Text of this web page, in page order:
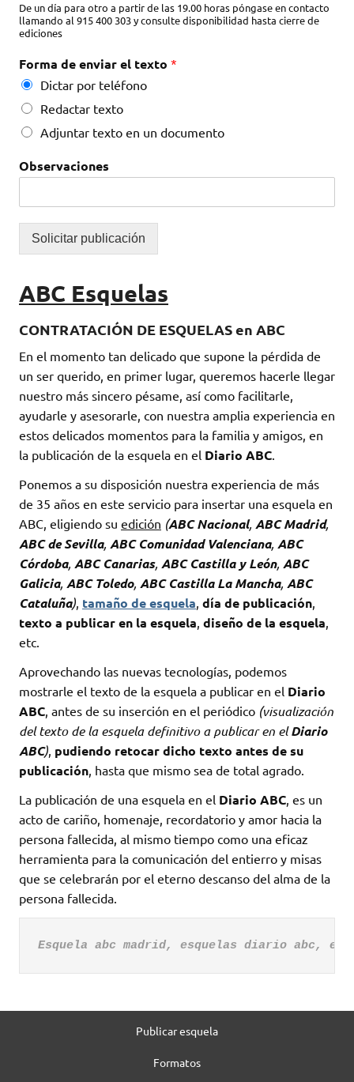
De un día para otro a partir de las 19.00 horas póngase en contacto
llamando al 915 400 303 y consulte disponibilidad hasta cierre de
ediciones
Forma de enviar el texto *
Dictar por teléfono
Redactar texto
Adjuntar texto en un documento
Observaciones
Solicitar publicación
ABC Esquelas
CONTRATACIÓN DE ESQUELAS en ABC
En el momento tan delicado que supone la pérdida de
un ser querido, en primer lugar, queremos hacerle llegar
nuestro más sincero pésame, así como facilitarle,
ayudarle y asesorarle, con nuestra amplia experiencia en
estos delicados momentos para la familia y amigos, en
la publicación de la esquela en el Diario ABC.
Ponemos a su disposición nuestra experiencia de más
de 35 años en este servicio para insertar una esquela en
ABC, eligiendo su edición (ABC Nacional, ABC Madrid,
ABC de Sevilla, ABC Comunidad Valenciana, ABC
Córdoba, ABC Canarias, ABC Castilla y León, ABC
Galicia, ABC Toledo, ABC Castilla La Mancha, ABC
Cataluña), tamaño de esquela, día de publicación,
texto a publicar en la esquela, diseño de la esquela,
etc.
Aprovechando las nuevas tecnologías, podemos
mostrarle el texto de la esquela a publicar en el Diario
ABC, antes de su inserción en el periódico (visualización
del texto de la esquela definitivo a publicar en elDiario
ABC), pudiendo retocar dicho texto antes de su
publicación, hasta que mismo sea de total agrado.
La publicación de una esquela en el Diario ABC, es un
acto de cariño, homenaje, recordatorio y amor hacia la
persona fallecida, al mismo tiempo como una eficaz
herramienta para la comunicación del entierro y misas
que se celebrarán por el eterno descanso del alma de la
persona fallecida.
Esquela abc madrid, esquelas diario abc,
Publicar esquela
Formatos